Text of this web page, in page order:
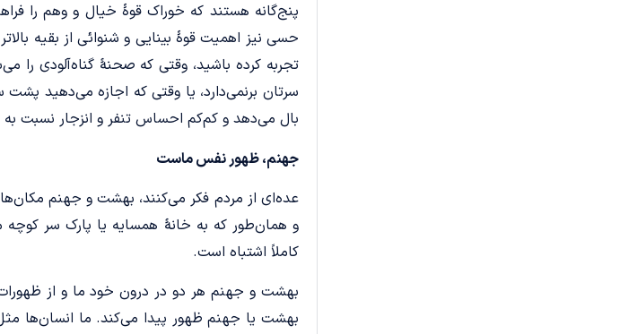
‌پنج‌گانه هستند که خوراک قوۀ خیال و وهم را
حسی نیز اهمیت قوۀ بینایی و شنوائی از بقیه
تجربه کرده باشید، وقتی که صحنۀ گناه‌آلودی را
سرتان برنمی‌دارد، یا وقتی که اجازه می‌دهید
بال می‌دهد و کم‌کم احساس تنفر و انزجار نسبت
جهنم، ظهور نفس ماست
عده‌ای از مردم فکر می‌کنند، بهشت و جهنم
و همان‌طور که به خانۀ همسایه یا پارک سر
کاملاً اشتباه است.
بهشت و جهنم هر دو در درون خود ما و از
بهشت یا جهنم ظهور پیدا می‌کند. ما انسان‌ها